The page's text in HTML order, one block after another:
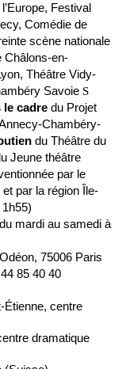
Festival
Comédie de
scène nationale
Châlons-en-
Théâtre Vidy-
Savoie S
le cadre du Projet
Chambéry-
du Théâtre du
Jeune théâtre
par le
par la région Île-
mardi au samedi à
75006 Paris
85 40 40
Étienne, centre
dramatique